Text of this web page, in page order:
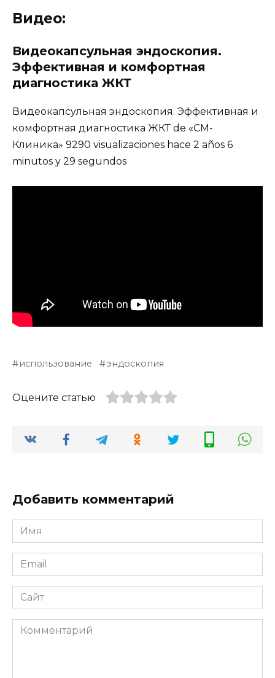
Видео:
Видеокапсульная эндоскопия.
Эффективная и комфортная
диагностика ЖКТ
Видеокапсульная эндоскопия. Эффективная и
комфортная диагностика ЖКТ de «СМ-
Клиника» 9290 visualizaciones hace 2 años 6
minutos y 29 segundos
использование эндоскопия
Оцените статью
Добавить комментарий
Имя
*
Email
*
Сайт
Комментарий